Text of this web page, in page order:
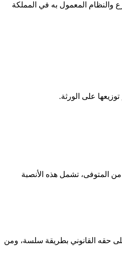
والنظام المعمول به في المملكة
على الورثة.
المتوفى، تشمل هذه الأنصبة
حقه القانوني بطريقة سلسة، ومن